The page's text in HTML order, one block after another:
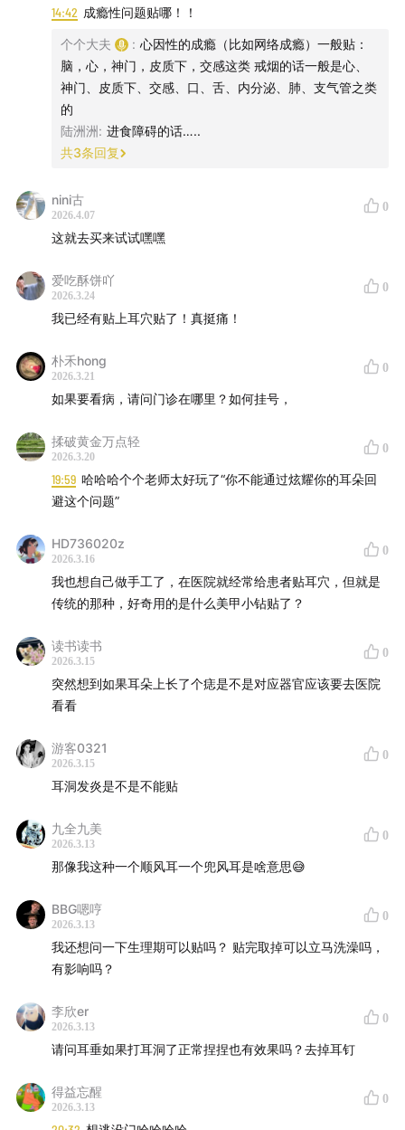
③、蹭脚后跟：醒后未起身时，双脚后跟相互摩擦，补肾
气。
④、耳穴揉按：找耳穴图“肾区”揉按，配合搓耳根效果更
佳。
六、核心观点
是“一贴就好”的开关，需坚持。
养生不必只靠“吃”，动动手指、搓搓耳朵，就能调理身体、
14:42 成瘾性问题贴哪！！
个个大夫 : 心因性的成瘾（比如网络成瘾）一般贴：
脑，心，神门，皮质下，交感这类 戒烟的话一般是心、
神门、皮质下、交感、口、舌、内分泌、肺、支气管之类
的
陆洲洲: 进食障碍的话…..
共3条回复
nini古
2026.4.07
0
这就去买来试试嘿嘿
爱吃酥饼吖
2026.3.24
0
我已经有贴上耳穴贴了！真挺痛！
朴禾hong
2026.3.21
0
如果要看病，请问门诊在哪里？如何挂号，
揉破黄金万点轻
2026.3.20
0
19:59 哈哈哈个个老师太好玩了“你不能通过炫耀你的耳朵回
避这个问题”
HD736020z
2026.3.16
0
我也想自己做手工了，在医院就经常给患者贴耳穴，但就是
传统的那种，好奇用的是什么美甲小钻贴了？
读书读书
2026.3.15
0
突然想到如果耳朵上长了个痣是不是对应器官应该要去医院
看看
游客0321
2026.3.15
0
耳洞发炎是不是不能贴
九全九美
2026.3.13
0
那像我这种一个顺风耳一个兜风耳是啥意思😅
BBG嗯哼
2026.3.13
0
我还想问一下生理期可以贴吗？ 贴完取掉可以立马洗澡吗，
有影响吗？
李欣er
2026.3.13
0
请问耳垂如果打耳洞了正常捏捏也有效果吗？去掉耳钉
得益忘醒
2026.3.13
0